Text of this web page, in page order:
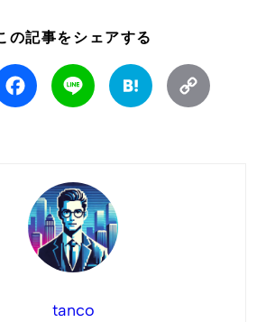
の記事をシェアする
Facebook Line Hatena
tanco